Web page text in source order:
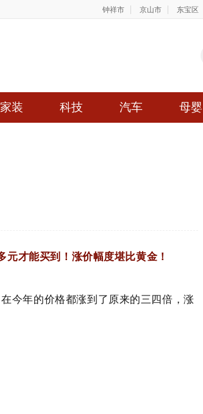
钟祥市 京山市 东宝区
家装 科技 汽车 母婴
才能买到！涨价幅度堪比黄金！
今年的价格都涨到了原来的三四倍，涨